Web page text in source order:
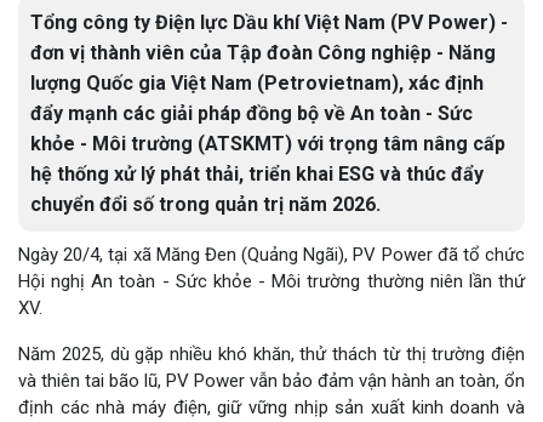
Tổng công ty Điện lực Dầu khí Việt Nam (PV Power) -
đơn vị thành viên của Tập đoàn Công nghiệp - Năng
lượng Quốc gia Việt Nam (Petrovietnam), xác định
đẩy mạnh các giải pháp đồng bộ về An toàn - Sức
khỏe - Môi trường (ATSKMT) với trọng tâm nâng cấp
hệ thống xử lý phát thải, triển khai ESG và thúc đẩy
chuyển đổi số trong quản trị năm 2026.
Ngày 20/4, tại xã Măng Đen (Quảng Ngãi), PV Power đã tổ chức
Hội nghị An toàn - Sức khỏe - Môi trường thường niên lần thứ
XV.
Năm 2025, dù gặp nhiều khó khăn, thử thách từ thị trường điện
và thiên tai bão lũ, PV Power vẫn bảo đảm vận hành an toàn, ổn
định các nhà máy điện, giữ vững nhịp sản xuất kinh doanh và